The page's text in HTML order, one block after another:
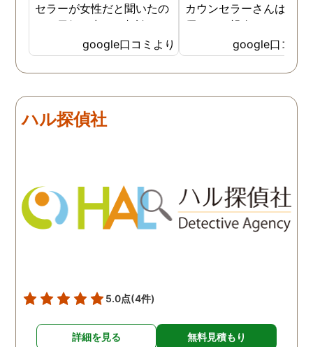
セラーが女性だと聞いたの
で、勇気を出して相談して
みることにしました。感極
まって泣いてしまったり、
感情が表に出すぎてしまう
ださったので安心して悩み
を話せました。他はどうか
た私のケアをしっかりして
くださったおかげで、今は
元気に過ごせています。
google口コミより
カウンセラーさんはすご
優しくて親身になって話
聞いてくれるので思わず
を流して話してしまいま
た。それほど自分がずっ
した、調査料金は決して
も東京駅前相談室にお願
して良かったと思ってい
す。
google口コミ
ハル探偵社
5.0点(4件)
詳細を見る 無料見積もり